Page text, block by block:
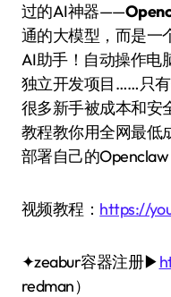
过的AI神器——
通的大模型，而是一
AI助手！自动操作电
独立开发项目……只
很多新手被成本和安
教程教你用全网最低
部署自己的
视频教程： https://
✦zeabur容器注册▶
redman）